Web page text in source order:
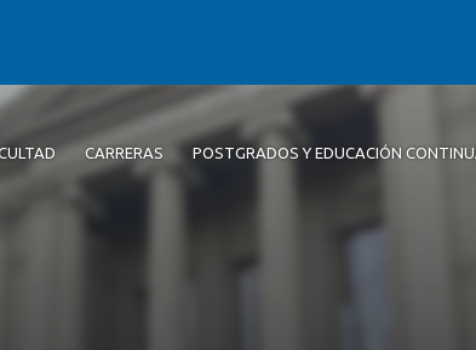
CARRERAS POSTGRADOS Y EDUCACIÓN